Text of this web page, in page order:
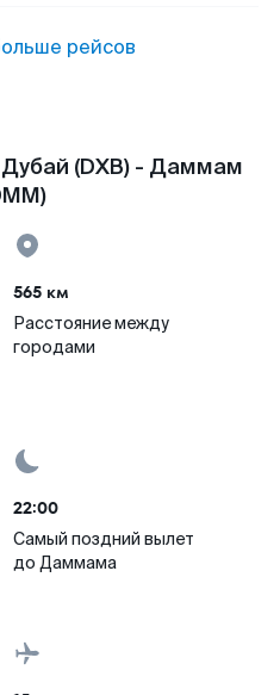
рейсов
(DXB) - Даммам
565 км
Расстояние между
городами
22:00
Самый поздний вылет
до Даммама